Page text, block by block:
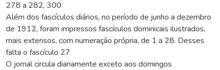
278 a 282, 300
Além dos fascículos diários, no período de junho a dezembro
de 1912, foram impressos fascículos dominicais ilustrados,
mais extensos, com numeração própria, de 1 a 28. Desses
falta o fascículo 27
O jornal circula diariamente exceto aos domingos